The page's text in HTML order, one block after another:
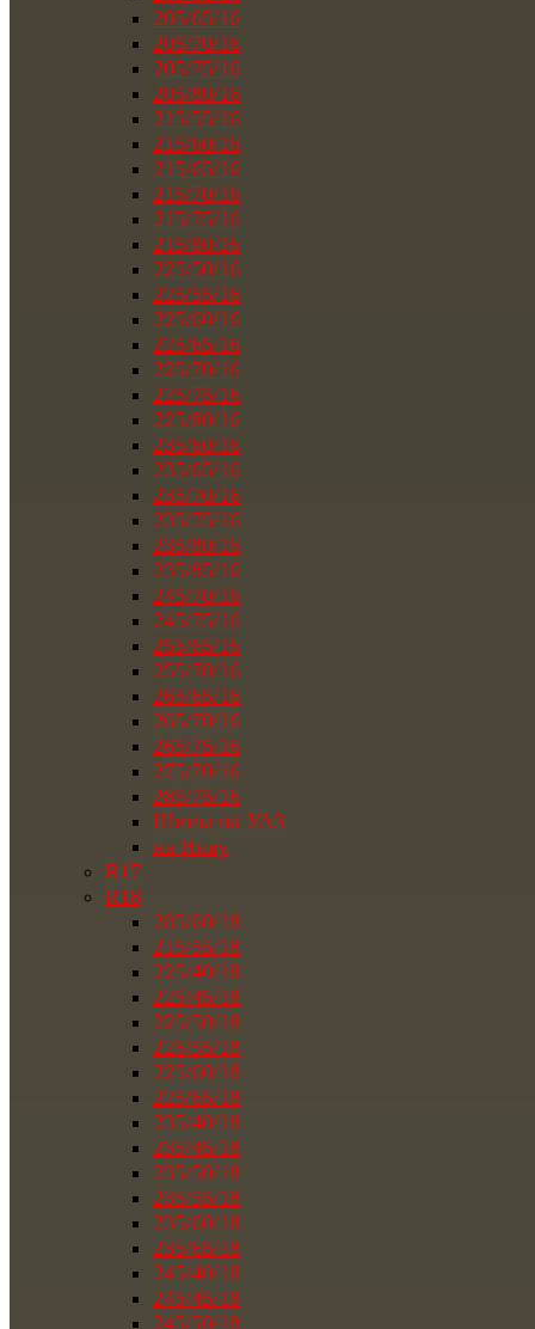
205/65/16
205/70/16
205/75/16
205/80/16
215/55/16
215/60/16
215/65/16
215/70/16
215/75/16
215/80/16
225/50/16
225/55/16
225/60/16
225/65/16
225/70/16
225/75/16
225/80/16
235/60/16
235/65/16
235/70/16
235/75/16
235/80/16
235/85/16
245/70/16
245/75/16
255/65/16
255/70/16
265/65/16
265/70/16
265/75/16
275/70/16
285/75/16
Шины на УАЗ
на Ниву
R17
R18
285/60/18
215/55/18
225/40/18
225/45/18
225/50/18
225/55/18
225/60/18
225/65/18
235/40/18
235/45/18
235/50/18
235/55/18
235/60/18
235/65/18
245/40/18
245/45/18
245/50/18